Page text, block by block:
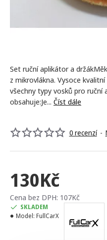
Set ruční aplikátor a
z mikrovlákna. Vysoce
všechny typy vosků pro ruční
obsahuje:Je... Číst dále
0 recenzí -
130Kč
Cena bez DPH: 107Kč
SKLADEM
Model: FullCarX